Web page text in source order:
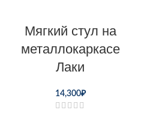
Мягкий стул на
металлокаркасе
Лаки
14,300₽